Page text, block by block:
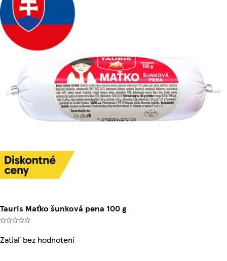
Tauris Maťko šunková pena 100 g
Zatiaľ bez hodnotení